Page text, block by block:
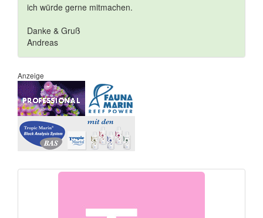
ich würde gerne mitmachen.
Danke & Gruß
Andreas
Anzeige